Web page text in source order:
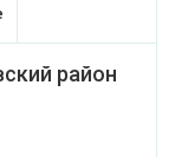
район